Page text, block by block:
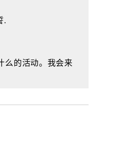
.
么的活动。我会来